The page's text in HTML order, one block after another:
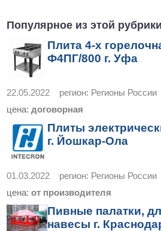
Популярное из этой
Плита 4-х
Ф4ПГ/800 г. Уфа
22.05.2022 регион: Регионы России
цена: договорная
Плиты
г. Йошкар-Ола
01.03.2022 регион: Регионы России
цена: от производителя
Пивные палатки,
навесы г.